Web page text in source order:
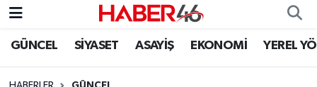
GÜNCEL SİYASET ASAYİŞ EKONOMİ YEREL
GÜNCEL
Nöbetçi Eczaneler